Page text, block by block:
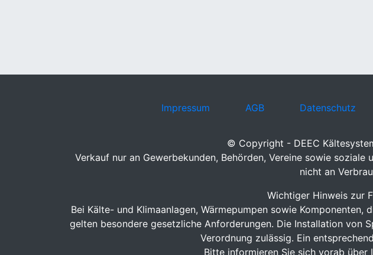
Impressum AGB Datenschutz
© Copyright - DEEC
Verkauf nur an Gewerbekunden, Behörden, Vereine sowie
nicht an
Wichtiger Hinweis zur
Bei Kälte- und Klimaanlagen, Wärmepumpen sowie
gelten besondere gesetzliche Anforderungen. Die Installation von
Verordnung zulässig. Ein
Bitte informieren Sie sich vorab